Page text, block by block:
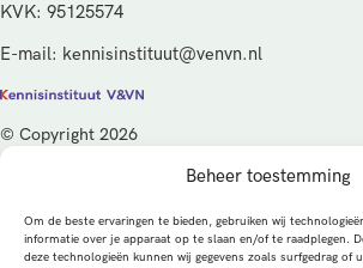
Beheer toestemming
Om de beste ervaringen te bieden, gebruiken wij
informatie over je apparaat op te slaan en/of te raadplegen.
deze technologieën kunnen wij gegevens zoals surfgedrag of
KVK: 95125574
E-mail: kennisinstituut@venvn.nl
© Copyright 2026
De activiteiten van het Kennisinstituut V&VN
vanuit de kwaliteitsgelden van het ministerie
Welzijn en Sport (VWS), beheerd door ZonMw.